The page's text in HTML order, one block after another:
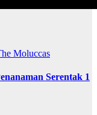
Moluccas
Serentak 1